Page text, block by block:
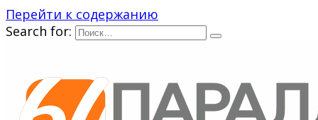
Перейти к содержанию
Search for: